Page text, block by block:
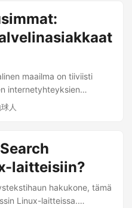
on ratkaista
(kuten Reno tai
alhaiseen kaistanleveyden
tietyissä
verkoissa, joissa on tietty
... maailma on tiiviisti
internetyhteyksien
työlle ja
ilmaisiin avoimen
jotka
etsiville iPhone-
人
laitteisiin?
hakukone, tämä
Linux-laitteissa.